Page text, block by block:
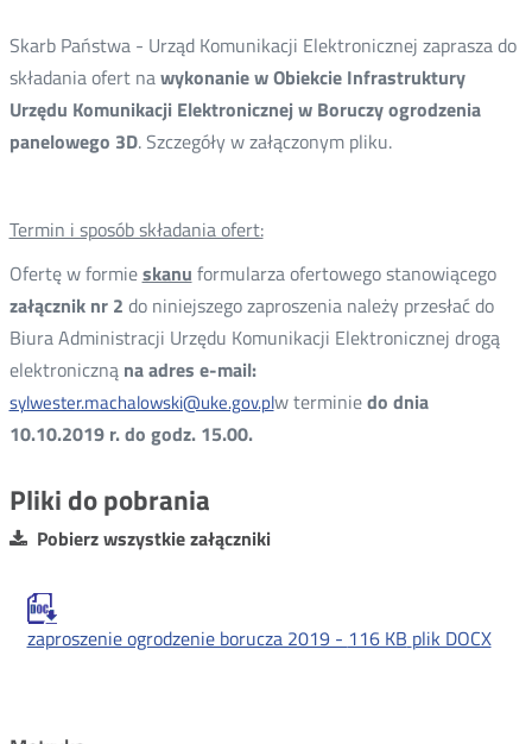
Skarb Państwa - Urząd Komunikacji Elektronicznej zaprasza do
składania ofert nawykonanie w Obiekcie Infrastruktury
Urzędu Komunikacji Elektronicznej w Boruczy ogrodzenia
panelowego 3D. Szczegóły w załączonym pliku.
Termin i sposób składania ofert:
Ofertę w formieskanu formularza ofertowego stanowiącego
załącznik nr 2 do niniejszego zaproszenia należy przesłać do
Biura Administracji Urzędu Komunikacji Elektronicznej drogą
elektroniczną naadres e-mail:
sylwester.machalowski@uke.gov.plw terminiedo dnia
10.10.2019 r. do godz. 15.00.
Pliki do pobrania
Pobierz wszystkie załączniki
zaproszenie ogrodzenie borucza 2019 - 116 KB plik DOCX